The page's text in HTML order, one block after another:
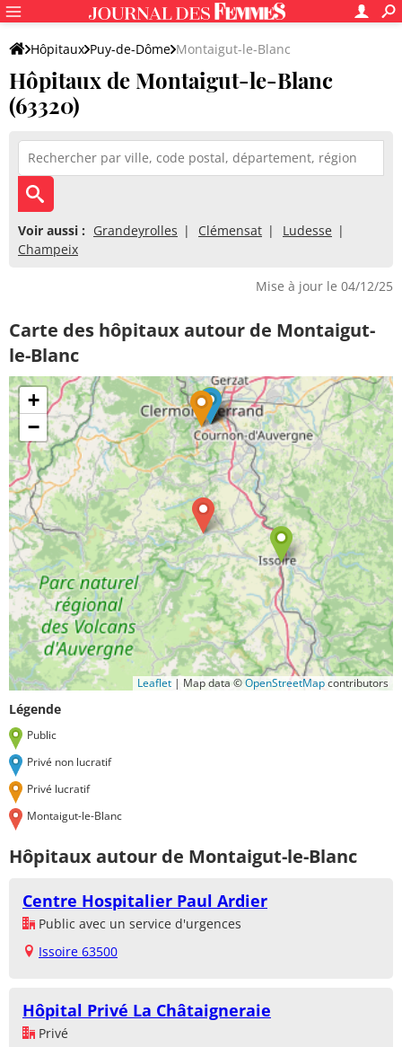
Hôpitaux Puy-de-Dôme Montaigut-le-Blanc
Hôpitaux de Montaigut-le-Blanc
(63320)
Voir aussi : Grandeyrolles Clémensat
Ludesse
Champeix
Mise à jour le 04/12/25
Carte des hôpitaux autour de Montaigut-
le-Blanc
+
−
Leaflet | Map data ©OpenStreetMapcontributors
Légende
Public
Privé non lucratif
Privé lucratif
Montaigut-le-Blanc
Hôpitaux autour de Montaigut-le-Blanc
Centre Hospitalier Paul Ardier
Public avec un service d'urgences
Issoire 63500
Hôpital Privé La Châtaigneraie
Privé